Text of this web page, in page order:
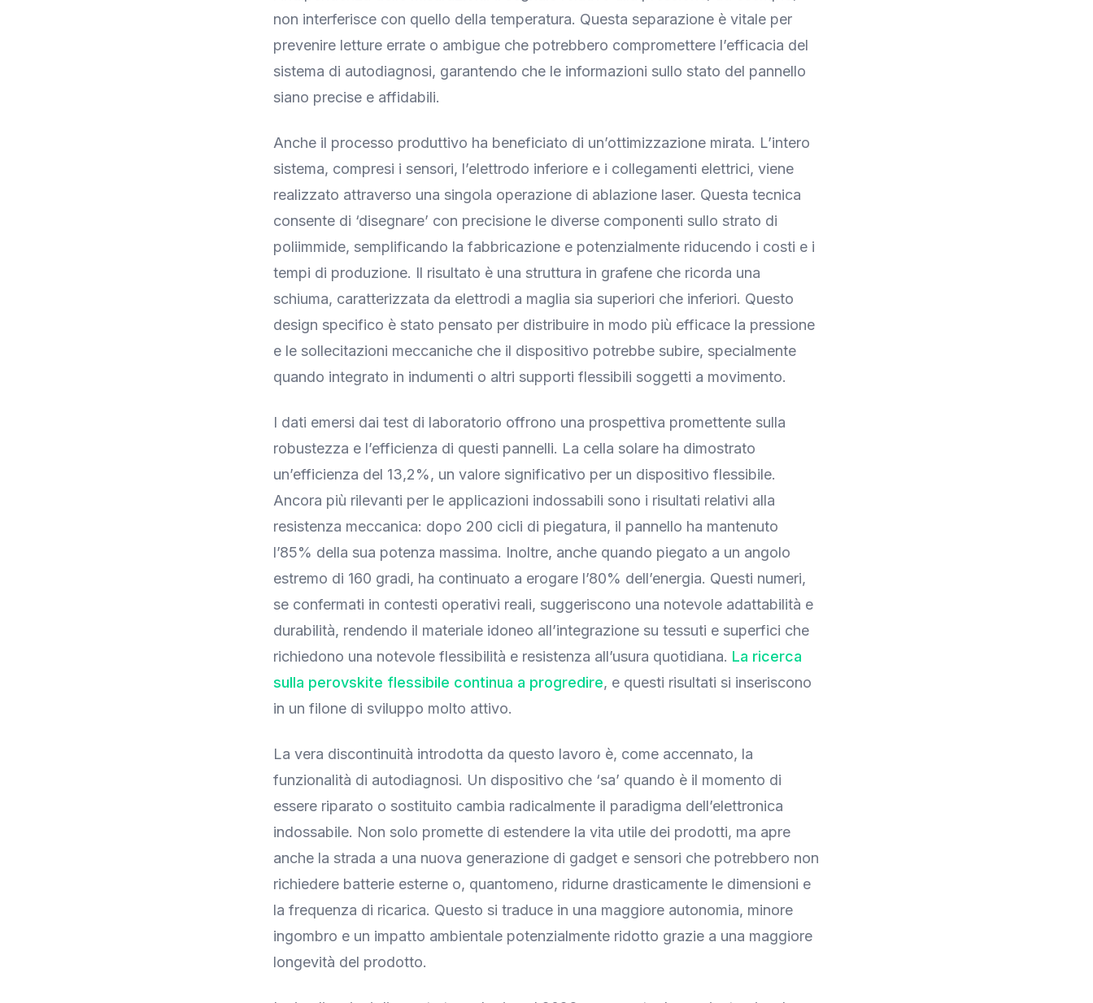
non interferisce con quello della temperatura. Questa separazione è vitale per
prevenire letture errate o ambigue che potrebbero compromettere l’efficacia del
sistema di autodiagnosi, garantendo che le informazioni sullo stato del pannello
siano precise e affidabili.
Anche il processo produttivo ha beneficiato di un’ottimizzazione mirata. L’intero
sistema, compresi i sensori, l’elettrodo inferiore e i collegamenti elettrici, viene
realizzato attraverso una singola operazione di ablazione laser. Questa tecnica
consente di ‘disegnare’ con precisione le diverse componenti sullo strato di
poliimmide, semplificando la fabbricazione e potenzialmente riducendo i costi e i
tempi di produzione. Il risultato è una struttura in grafene che ricorda una
schiuma, caratterizzata da elettrodi a maglia sia superiori che inferiori. Questo
design specifico è stato pensato per distribuire in modo più efficace la pressione
e le sollecitazioni meccaniche che il dispositivo potrebbe subire, specialmente
quando integrato in indumenti o altri supporti flessibili soggetti a movimento.
I dati emersi dai test di laboratorio offrono una prospettiva promettente sulla
robustezza e l’efficienza di questi pannelli. La cella solare ha dimostrato
un’efficienza del 13,2%, un valore significativo per un dispositivo flessibile.
Ancora più rilevanti per le applicazioni indossabili sono i risultati relativi alla
resistenza meccanica: dopo 200 cicli di piegatura, il pannello ha mantenuto
l’85% della sua potenza massima. Inoltre, anche quando piegato a un angolo
estremo di 160 gradi, ha continuato a erogare l’80% dell’energia. Questi numeri,
se confermati in contesti operativi reali, suggeriscono una notevole adattabilità e
durabilità, rendendo il materiale idoneo all’integrazione su tessuti e superfici che
richiedono una notevole flessibilità e resistenza all’usura quotidiana. La ricerca
sulla perovskite flessibile continua a progredire, e questi risultati si inseriscono
in un filone di sviluppo molto attivo.
La vera discontinuità introdotta da questo lavoro è, come accennato, la
funzionalità di autodiagnosi. Un dispositivo che ‘sa’ quando è il momento di
essere riparato o sostituito cambia radicalmente il paradigma dell’elettronica
indossabile. Non solo promette di estendere la vita utile dei prodotti, ma apre
anche la strada a una nuova generazione di gadget e sensori che potrebbero non
richiedere batterie esterne o, quantomeno, ridurne drasticamente le dimensioni e
la frequenza di ricarica. Questo si traduce in una maggiore autonomia, minore
ingombro e un impatto ambientale potenzialmente ridotto grazie a una maggiore
longevità del prodotto.